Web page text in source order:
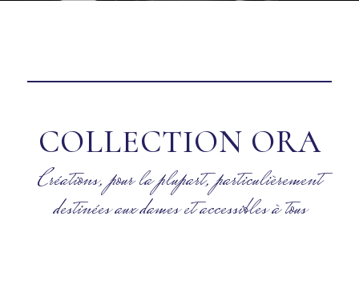
COLLECTION ORA
Créations, pour la plupart, particulièrement
destinées aux dames et accessibles à tous